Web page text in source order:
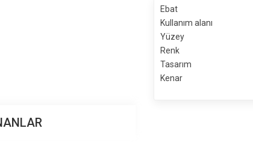
Ebat
Kullanım alanı
Yüzey
Renk
Tasarım
Kenar